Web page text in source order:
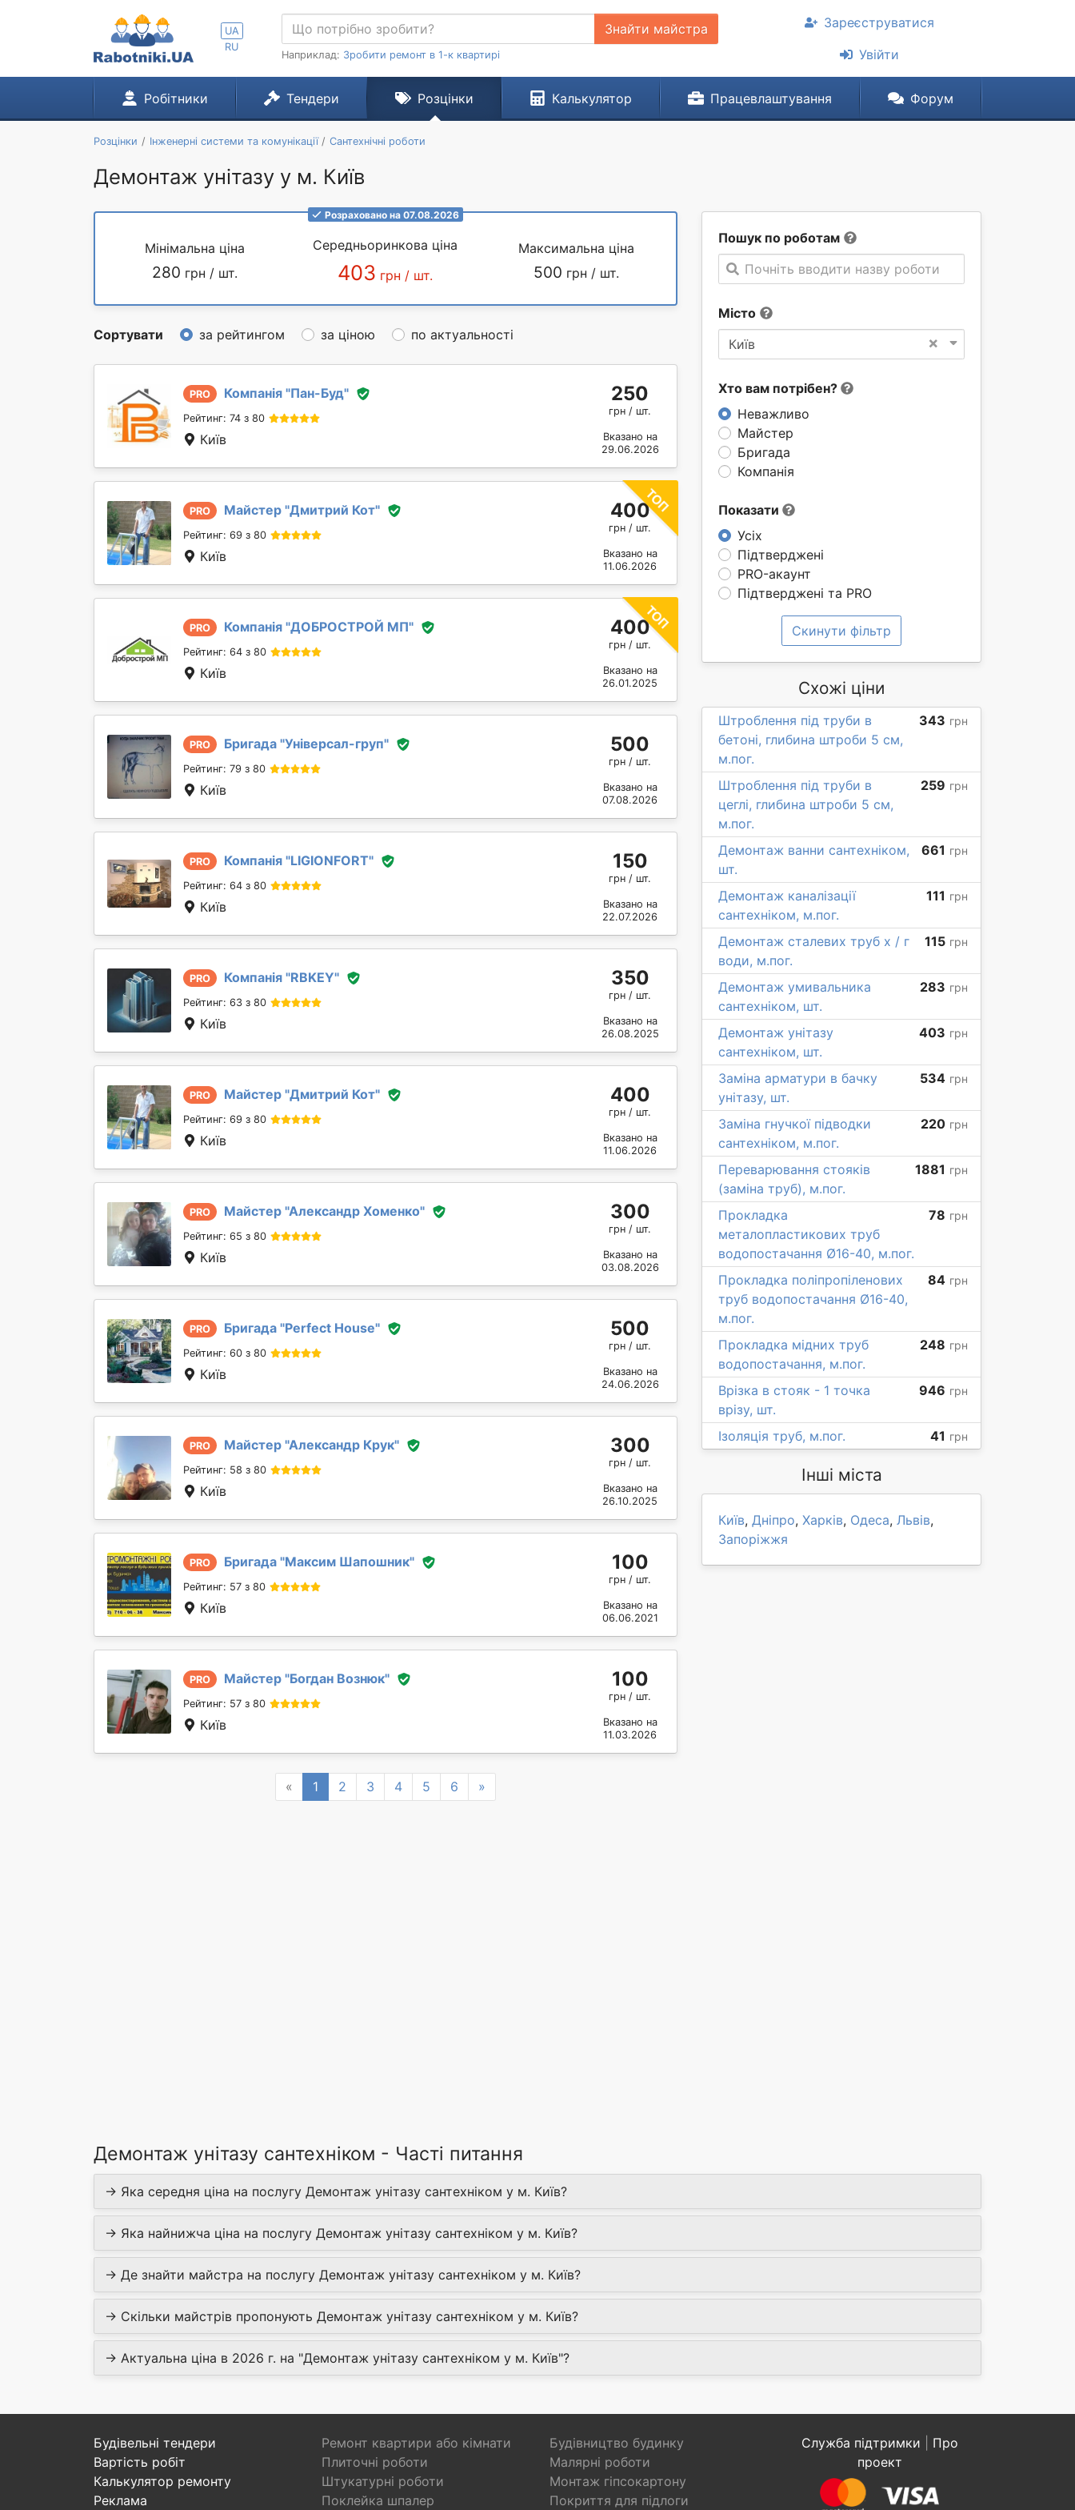
UA
RU
Знайти майстра
Наприклад: Зробити ремонт в 1-к квартирі
Зареєструватися
Увійти
Робітники Тендери Розцінки Калькулятор Працевлаштування Форум
Розцінки Інженерні системи та комунікації Сантехнічні роботи
Демонтаж унітазу у м. Київ
Пошук по роботам
Почніть вводити назву роботи
Місто
×
Київ
Хто вам потрібен?
Неважливо
Майстер
Бригада
Компанія
Показати
Усіх
Підтверджені
PRO-акаунт
Підтверджені та PRO
Скинути фільтр
Розраховано на 07.08.2026
Мінімальна ціна
280 грн / шт.
Середньоринкова ціна
403 грн / шт.
Максимальна ціна
500 грн / шт.
Сортувати за рейтингом за ціною по актуальності
PRO Компанія "Пан-Буд"
Рейтинг: 74 з 80
Київ
250
грн / шт.
Вказано на
29.06.2026
PRO Майстер "Дмитрий Кот"
Рейтинг: 69 з 80
Київ
400
грн / шт.
Вказано на
11.06.2026
PRO Компанія "ДОБРОСТРОЙ МП"
Рейтинг: 64 з 80
Київ
400
грн / шт.
Вказано на
26.01.2025
PRO Бригада "Універсал-груп"
Рейтинг: 79 з 80
Київ
500
грн / шт.
Вказано на
07.08.2026
PRO Компанія "LIGIONFORT"
Рейтинг: 64 з 80
Київ
150
грн / шт.
Вказано на
22.07.2026
PRO Компанія "RBKEY"
Рейтинг: 63 з 80
Київ
350
грн / шт.
Вказано на
26.08.2025
PRO Майстер "Дмитрий Кот"
Рейтинг: 69 з 80
Київ
400
грн / шт.
Вказано на
11.06.2026
PRO Майстер "Александр Хоменко"
Рейтинг: 65 з 80
Київ
300
грн / шт.
Вказано на
03.08.2026
PRO Бригада "Perfect House"
Рейтинг: 60 з 80
Київ
500
грн / шт.
Вказано на
24.06.2026
PRO Майстер "Александр Крук"
Рейтинг: 58 з 80
Київ
300
грн / шт.
Вказано на
26.10.2025
PRO Бригада "Максим Шапошник"
Рейтинг: 57 з 80
Київ
100
грн / шт.
Вказано на
06.06.2021
PRO Майстер "Богдан Вознюк"
Рейтинг: 57 з 80
Київ
100
грн / шт.
Вказано на
11.03.2026
« Previous
1 2 3 4 5 6 »
Схожі ціни
Штроблення під труби в
бетоні, глибина штроби 5 см,
м.пог.
343 грн
Штроблення під труби в
цеглі, глибина штроби 5 см,
м.пог.
259 грн
Демонтаж ванни сантехніком,
шт.
661 грн
Демонтаж каналізації
сантехніком, м.пог.
111 грн
Демонтаж сталевих труб х / г
води, м.пог.
115 грн
Демонтаж умивальника
сантехніком, шт.
283 грн
Демонтаж унітазу
сантехніком, шт.
403 грн
Заміна арматури в бачку
унітазу, шт.
534 грн
Заміна гнучкої підводки
сантехніком, м.пог.
220 грн
Переварювання стояків
(заміна труб), м.пог.
1881 грн
Прокладка
металопластикових труб
водопостачання Ø16-40, м.пог.
78 грн
Прокладка поліпропіленових
труб водопостачання Ø16-40,
м.пог.
84 грн
Прокладка мідних труб
водопостачання, м.пог.
248 грн
Врізка в стояк - 1 точка
врізу, шт.
946 грн
Ізоляція труб, м.пог. 41 грн
Інші міста
Київ, Дніпро, Харків, Одеса, Львів,
Запоріжжя
Демонтаж унітазу сантехніком - Часті питання
→ Яка середня ціна на послугу Демонтаж унітазу сантехніком у м. Київ?
→ Яка найнижча ціна на послугу Демонтаж унітазу сантехніком у м. Київ?
→ Де знайти майстра на послугу Демонтаж унітазу сантехніком у м. Київ?
→ Скільки майстрів пропонують Демонтаж унітазу сантехніком у м. Київ?
→ Актуальна ціна в 2026 г. на "Демонтаж унітазу сантехніком у м. Київ"?
Будівельні тендери
Вартість робіт
Калькулятор ремонту
Реклама
Ремонт квартири або кімнати
Будівництво будинку
Плиточні роботи
Малярні роботи
Штукатурні роботи
Монтаж гіпсокартону
Поклейка шпалер
Покриття для підлоги
Служба підтримки
Про
проект